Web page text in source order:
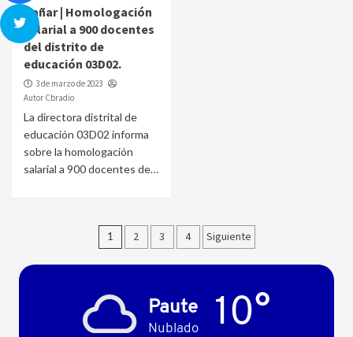
Cañar | Homologación
salarial a 900 docentes
del distrito de
educación 03D02.
3 de marzo de 2023
Autor Cbradio
La directora distrital de
educación 03D02 informa
sobre la homologación
salarial a 900 docentes de…
Paginación
de
entradas
1 2 3 4 Siguiente
Paute
Nublado 10°